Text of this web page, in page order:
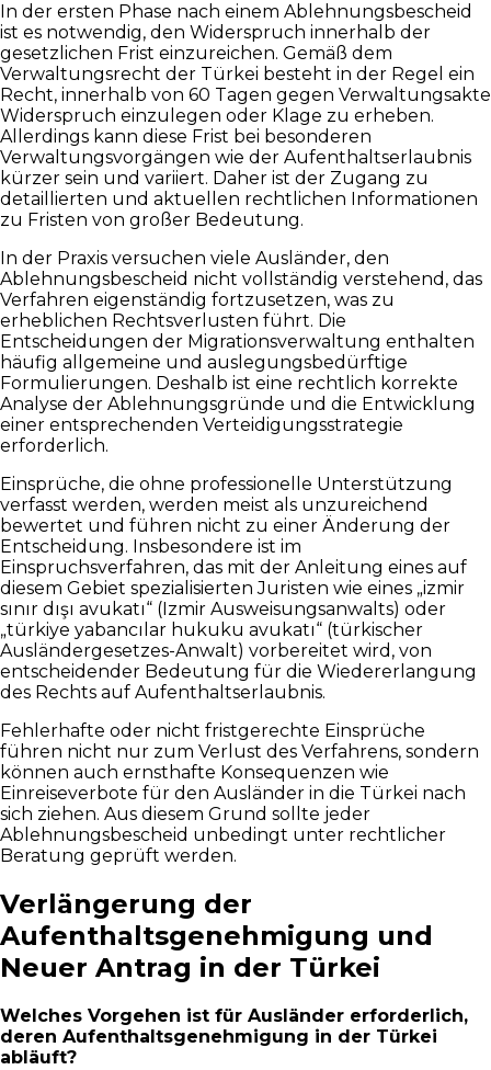
In der ersten Phase nach einem Ablehnungsbescheid
ist es notwendig, den Widerspruch innerhalb der
gesetzlichen Frist einzureichen. Gemäß dem
Verwaltungsrecht der Türkei besteht in der Regel ein
Recht, innerhalb von 60 Tagen gegen Verwaltungsakte
Widerspruch einzulegen oder Klage zu erheben.
Allerdings kann diese Frist bei besonderen
Verwaltungsvorgängen wie der Aufenthaltserlaubnis
kürzer sein und variiert. Daher ist der Zugang zu
detaillierten und aktuellen rechtlichen Informationen
zu Fristen von großer Bedeutung.
In der Praxis versuchen viele Ausländer, den
Ablehnungsbescheid nicht vollständig verstehend, das
Verfahren eigenständig fortzusetzen, was zu
erheblichen Rechtsverlusten führt. Die
Entscheidungen der Migrationsverwaltung enthalten
häufig allgemeine und auslegungsbedürftige
Formulierungen. Deshalb ist eine rechtlich korrekte
Analyse der Ablehnungsgründe und die Entwicklung
einer entsprechenden Verteidigungsstrategie
erforderlich.
Einsprüche, die ohne professionelle Unterstützung
verfasst werden, werden meist als unzureichend
bewertet und führen nicht zu einer Änderung der
Entscheidung. Insbesondere ist im
Einspruchsverfahren, das mit der Anleitung eines auf
diesem Gebiet spezialisierten Juristen wie eines „izmir
sınır dışı avukatı“ (Izmir Ausweisungsanwalts) oder
„türkiye yabancılar hukuku avukatı“ (türkischer
Ausländergesetzes-Anwalt) vorbereitet wird, von
entscheidender Bedeutung für die Wiedererlangung
des Rechts auf Aufenthaltserlaubnis.
Fehlerhafte oder nicht fristgerechte Einsprüche
führen nicht nur zum Verlust des Verfahrens, sondern
können auch ernsthafte Konsequenzen wie
Einreiseverbote für den Ausländer in die Türkei nach
sich ziehen. Aus diesem Grund sollte jeder
Ablehnungsbescheid unbedingt unter rechtlicher
Beratung geprüft werden.
Verlängerung der
Aufenthaltsgenehmigung und
Neuer Antrag in der Türkei
Welches Vorgehen ist für Ausländer erforderlich,
deren Aufenthaltsgenehmigung in der Türkei
abläuft?